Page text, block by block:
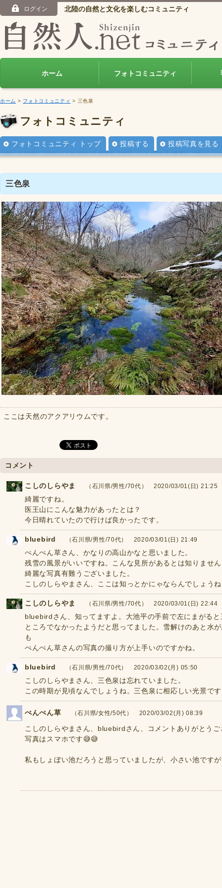
ログイン 北陸の自然と文化を楽しむコミュニティ
ホーム フォトコミュニティ
ホーム > フォトコミュニティ > 三色泉
フォトコミュニティ
フォトコミュニティ トップ 投稿する 投稿写真を見る
三色泉
ここは天然のアクアリウムです。
コメント
こしのしらやま （石川県/男性/70代） 2020/03/01(日) 21:25
綺麗ですね。
医王山にこんな魅力があったとは？
今日晴れていたので行けば良かったです。
bluebird （石川県/男性/70代） 2020/03/01(日) 21:49
ぺんぺん草さん、かなりの高山かなと思いました。
残雪の風景がいいですね。こんな見所があるとは知りませ
綺麗な写真有難うございました。
こしのしらやまさん、ここは知っとかにゃならんでしょう
こしのしらやま （石川県/男性/70代） 2020/03/01(日) 22:44
bluebirdさん、知ってますよ。大池平の手前で左にまがる
ところでなかったようだと思ってました。雪解けのあと水
も
ぺんぺん草さんの写真の撮り方が上手いのですかね。
bluebird （石川県/男性/70代） 2020/03/02(月) 05:50
こしのしらやまさん、三色泉は忘れていました。
この時期が見頃なんでしょうね。三色泉に相応しい光景
ぺんぺん草 （石川県/女性/50代） 2020/03/02(月) 08:39
こしのしらやまさん、bluebirdさん、コメントありがとう
写真はスマホです😅😅
私もしょぼい池だろうと思っていましたが、小さい池です